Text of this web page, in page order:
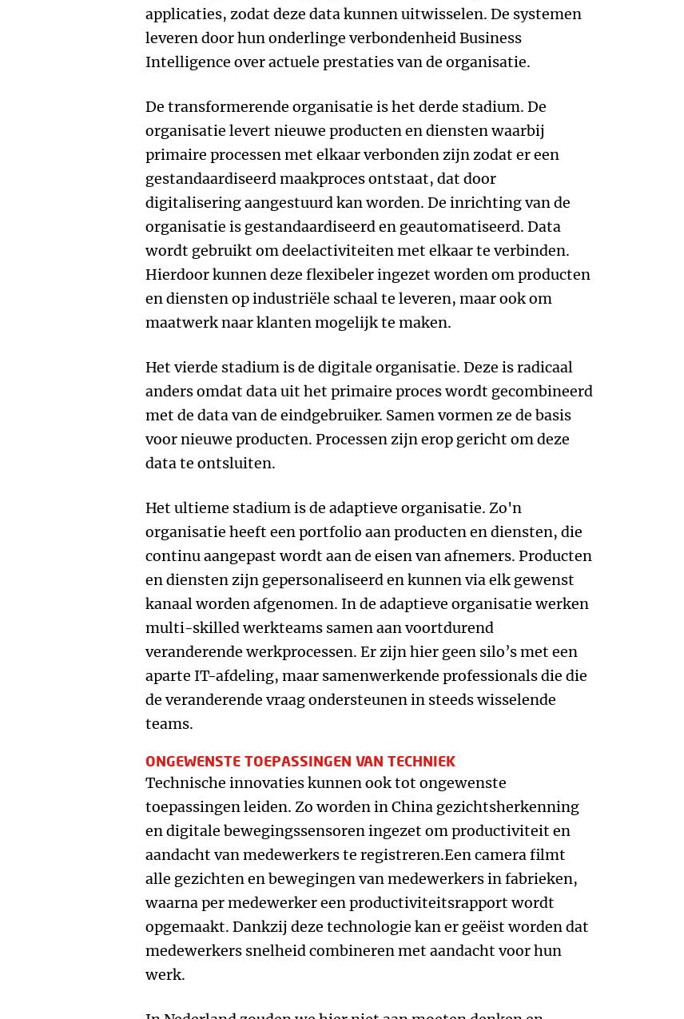
applicaties, zodat deze data kunnen uitwisselen. De systemen
leveren door hun onderlinge verbondenheid Business
Intelligence over actuele prestaties van de organisatie.
De transformerende organisatie is het derde stadium. De
organisatie levert nieuwe producten en diensten waarbij
primaire processen met elkaar verbonden zijn zodat er een
gestandaardiseerd maakproces ontstaat, dat door
digitalisering aangestuurd kan worden. De inrichting van de
organisatie is gestandaardiseerd en geautomatiseerd. Data
wordt gebruikt om deelactiviteiten met elkaar te verbinden.
Hierdoor kunnen deze flexibeler ingezet worden om producten
en diensten op industriële schaal te leveren, maar ook om
maatwerk naar klanten mogelijk te maken.
Het vierde stadium is de digitale organisatie. Deze is radicaal
anders omdat data uit het primaire proces wordt gecombineerd
met de data van de eindgebruiker. Samen vormen ze de basis
voor nieuwe producten. Processen zijn erop gericht om deze
data te ontsluiten.
Het ultieme stadium is de adaptieve organisatie. Zo'n
organisatie heeft een portfolio aan producten en diensten, die
continu aangepast wordt aan de eisen van afnemers. Producten
en diensten zijn gepersonaliseerd en kunnen via elk gewenst
kanaal worden afgenomen. In de adaptieve organisatie werken
multi-skilled werkteams samen aan voortdurend
veranderende werkprocessen. Er zijn hier geen silo’s met een
aparte IT-afdeling, maar samenwerkende professionals die die
de veranderende vraag ondersteunen in steeds wisselende
teams.
ONGEWENSTE TOEPASSINGEN VAN TECHNIEK
Technische innovaties kunnen ook tot ongewenste
toepassingen leiden. Zo worden in China gezichtsherkenning
en digitale bewegingssensoren ingezet om productiviteit en
aandacht van medewerkers te registreren.Een camera filmt
alle gezichten en bewegingen van medewerkers in fabrieken,
waarna per medewerker een productiviteitsrapport wordt
opgemaakt. Dankzij deze technologie kan er geëist worden dat
medewerkers snelheid combineren met aandacht voor hun
werk.